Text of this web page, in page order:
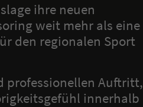
ihre neuen
weit mehr als eine
den regionalen Sport
professionellen Auftritt,
innerhalb